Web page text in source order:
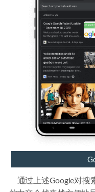
通过上述Google对搜